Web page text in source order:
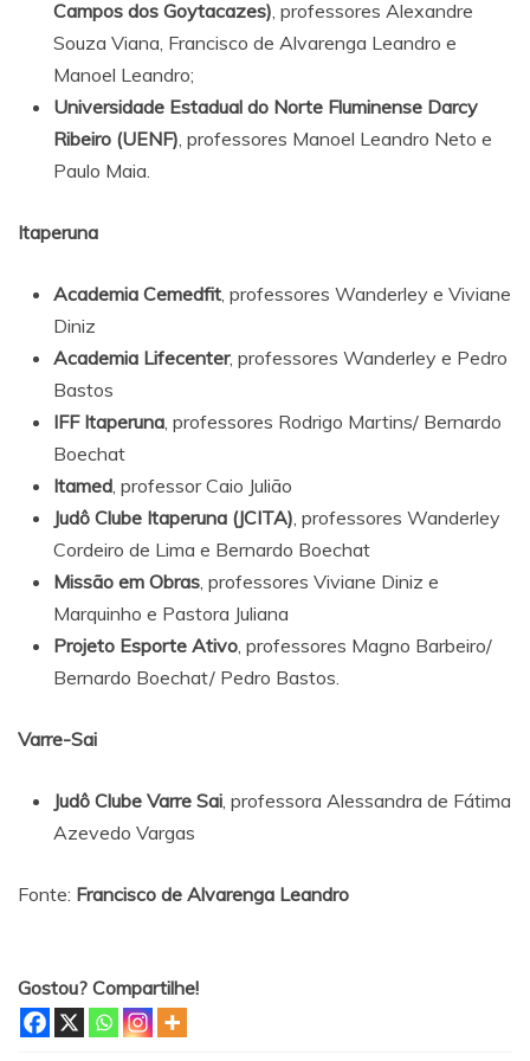
Campos dos Goytacazes), professores Alexandre
Souza Viana, Francisco de Alvarenga Leandro e
Manoel Leandro;
Universidade Estadual do Norte Fluminense Darcy
Ribeiro (UENF), professores Manoel Leandro Neto e
Paulo Maia.
Itaperuna
Academia Cemedfit, professores Wanderley e Viviane
Diniz
Academia Lifecenter, professores Wanderley e Pedro
Bastos
IFF Itaperuna, professores Rodrigo Martins/ Bernardo
Boechat
Itamed, professor Caio Julião
Judô Clube Itaperuna (JCITA), professores Wanderley
Cordeiro de Lima e Bernardo Boechat
Missão em Obras, professores Viviane Diniz e
Marquinho e Pastora Juliana
Projeto Esporte Ativo, professores Magno Barbeiro/
Bernardo Boechat/ Pedro Bastos.
Varre-Sai
Judô Clube Varre Sai, professora Alessandra de Fátima
Azevedo Vargas
Fonte: Francisco de Alvarenga Leandro
Gostou? Compartilhe!